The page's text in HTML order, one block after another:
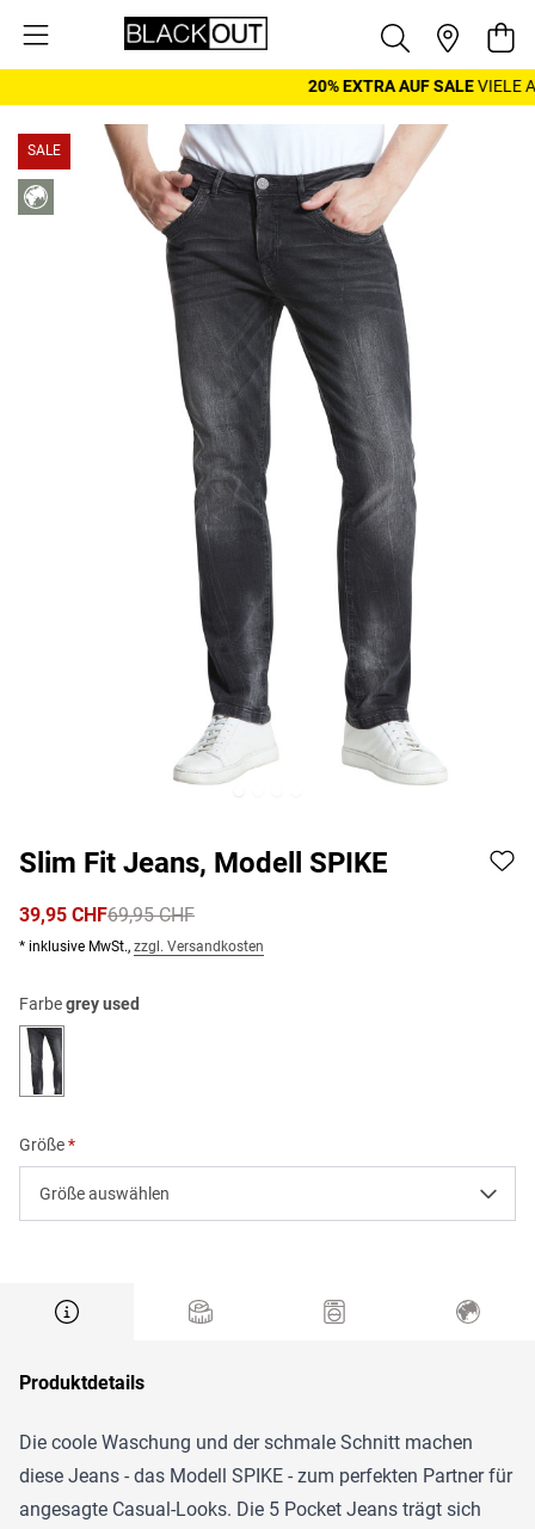
20% EXTRA AUF SALEVIELE
SALE
Slim Fit Jeans, Modell SPIKE
69,95 CHF
39,95 CHF
* inklusive MwSt., zzgl. Versandkosten
Farbegrey used
grey used
Größe
Größe auswählen
Produktdetails
Die coole Waschung und der schmale Schnitt machen
diese Jeans - das Modell SPIKE - zum perfekten Partner für
angesagte Casual-Looks. Die 5 Pocket Jeans trägt sich